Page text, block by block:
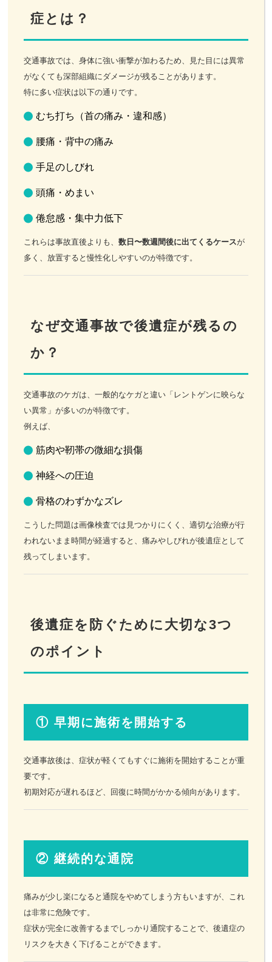
症とは？
交通事故では、身体に強い衝撃が加わるため、見た目には異常
がなくても深部組織にダメージが残ることがあります。
特に多い症状は以下の通りです。
むち打ち（首の痛み・違和感）
腰痛・背中の痛み
手足のしびれ
頭痛・めまい
倦怠感・集中力低下
これらは事故直後よりも、数日〜数週間後に出てくるケースが
多く、放置すると慢性化しやすいのが特徴です。
なぜ交通事故で後遺症が残るの
か？
交通事故のケガは、一般的なケガと違い「レントゲンに映らな
い異常」が多いのが特徴です。
例えば、
筋肉や靭帯の微細な損傷
神経への圧迫
骨格のわずかなズレ
こうした問題は画像検査では見つかりにくく、適切な治療が行
われないまま時間が経過すると、痛みやしびれが後遺症として
残ってしまいます。
後遺症を防ぐために大切な3つ
のポイント
① 早期に施術を開始する
交通事故後は、症状が軽くてもすぐに施術を開始することが重
要です。
初期対応が遅れるほど、回復に時間がかかる傾向があります。
② 継続的な通院
痛みが少し楽になると通院をやめてしまう方もいますが、これ
は非常に危険です。
症状が完全に改善するまでしっかり通院することで、後遺症の
リスクを大きく下げることができます。